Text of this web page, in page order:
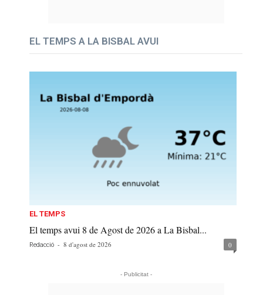
EL TEMPS A LA BISBAL AVUI
EL TEMPS
El temps avui 8 de Agost de 2026 a La Bisbal...
Redacció - 8 d'agost de 2026 0
- Publicitat -